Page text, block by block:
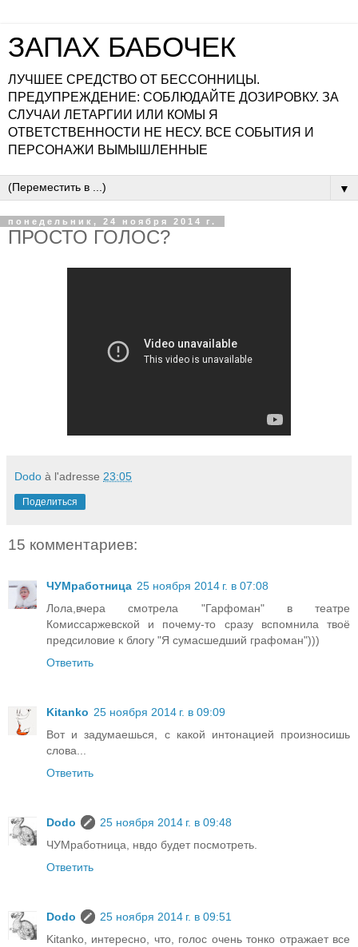
ЗАПАХ БАБОЧЕК
ЛУЧШЕЕ СРЕДСТВО ОТ БЕССОННИЦЫ.
ПРЕДУПРЕЖДЕНИЕ: СОБЛЮДАЙТЕ ДОЗИРОВКУ. ЗА
СЛУЧАИ ЛЕТАРГИИ ИЛИ КОМЫ Я
ОТВЕТСТВЕННОСТИ НЕ НЕСУ. ВСЕ СОБЫТИЯ И
ПЕРСОНАЖИ ВЫМЫШЛЕННЫЕ
▼
понедельник, 24 ноября 2014 г.
ПРОСТО ГОЛОС?
Dodo à l'adresse 23:05
Поделиться
15 комментариев:
ЧУМработница 25 ноября 2014 г. в 07:08
Лола,вчера смотрела "Гарфоман" в театре
Комиссаржевской и почему-то сразу вспомнила твоё
предсиловие к блогу "Я сумасшедший графоман")))
Ответить
Kitanko 25 ноября 2014 г. в 09:09
Вот и задумаешься, с какой интонацией произносишь
слова...
Ответить
Dodo
25 ноября 2014 г. в 09:48
ЧУМработница, нвдо будет посмотреть.
Ответить
Dodo
25 ноября 2014 г. в 09:51
Kitanko, интересно, что, голос очень тонко отражает все